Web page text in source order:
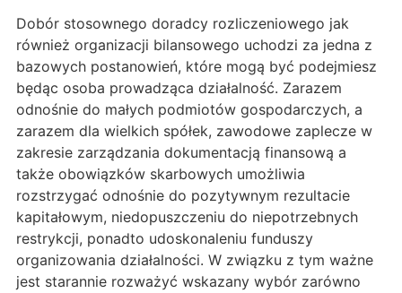
Dobór stosownego doradcy rozliczeniowego jak
również organizacji bilansowego uchodzi za jedna z
bazowych postanowień, które mogą być podejmiesz
będąc osoba prowadząca działalność. Zarazem
odnośnie do małych podmiotów gospodarczych, a
zarazem dla wielkich spółek, zawodowe zaplecze w
zakresie zarządzania dokumentacją finansową a
także obowiązków skarbowych umożliwia
rozstrzygać odnośnie do pozytywnym rezultacie
kapitałowym, niedopuszczeniu do niepotrzebnych
restrykcji, ponadto udoskonaleniu funduszy
organizowania działalności. W związku z tym ważne
jest starannie rozważyć wskazany wybór zarówno